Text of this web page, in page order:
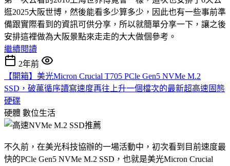
逛2025大阪世博，然後能看多少算多少，因此也有一些事前準
備跟實際看到的資訊可供分享，所以就簡單分享一下，讓之後
安排這裡做為大阪景點來走走的大大做個參考。
繼續閱讀
2年前
【開箱】美光Micron Crucial T705 PCle Gen5 NVMe M.2
SSD，破萬循序讀寫速度再往上升一個檔次的最新超高速固態
硬碟
硬體 數位生活
不久前，在美光科技協辦的一場活動中，初次看到目前速度最
快的PCle Gen5 NVMe M.2 SSD，也就是美光Micron Crucial